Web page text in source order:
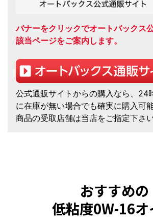
バナーをクリックでオートバックス
該当ページをご案内します。
公式通販サイトからの購入なら、24
に在庫が無い場合でも確実に購入可
商品の受取店舗は当店をご指定下さい
おすすめの
低粘度0W-16オ